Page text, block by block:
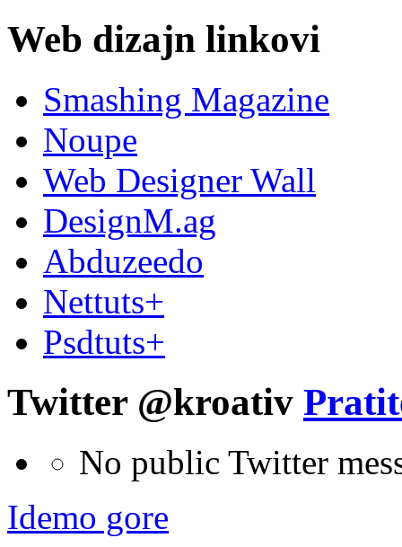
Web dizajn linkovi
Smashing Magazine
Noupe
Web Designer Wall
DesignM.ag
Abduzeedo
Nettuts+
Psdtuts+
Twitter @kroativ
No public Twitter
Idemo gore